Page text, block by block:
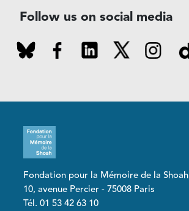
Follow us on social media
Fondation pour la Mémoire de la Shoah
10, avenue Percier - 75008 Paris
Tél. 01 53 42 63 10